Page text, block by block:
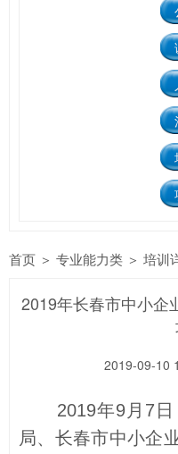
首页 ＞ 专业能力类 ＞ 培训
2019年长春市中小企
2019-09-10
2019年9月7日
局、长春市中小企